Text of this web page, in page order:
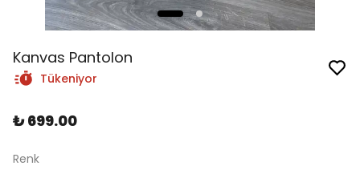
Kanvas Pantolon
Tükeniyor
₺ 699.00
Renk